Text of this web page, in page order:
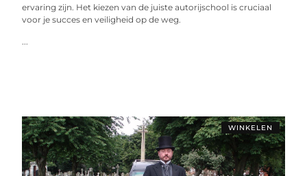
ervaring zijn. Het kiezen van de juiste autorijschool is cruciaal
voor je succes en veiligheid op de weg.
...
WINKELEN